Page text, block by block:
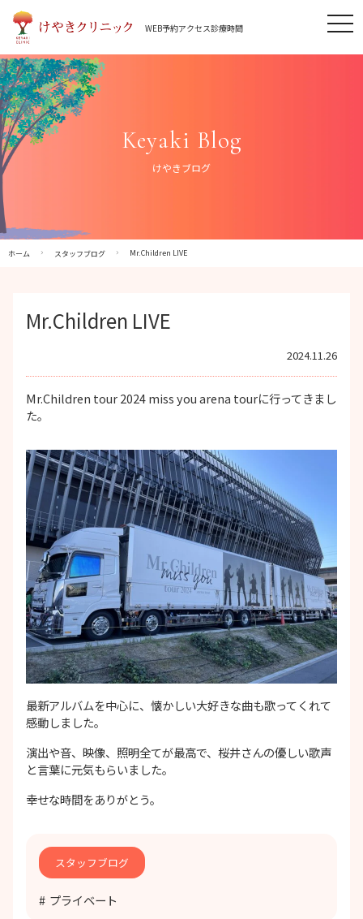
Skip
content
WEB予約アクセス診療時間
Keyaki Blog
けやきブログ
ホーム スタッフブログ Mr.Children LIVE
Mr.Children LIVE
2024.11.26
Mr.Children tour 2024 miss you arena tourに行ってきまし
た。
最新アルバムを中心に、懐かしい大好きな曲も歌ってくれて
感動しました。
演出や音、映像、照明全てが最高で、桜井さんの優しい歌声
と言葉に元気もらいました。
幸せな時間をありがとう。
スタッフブログ
プライベート